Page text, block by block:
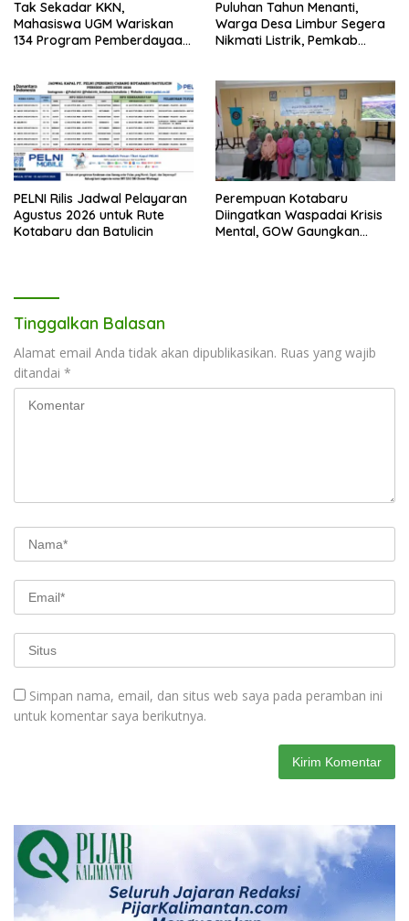
Tak Sekadar KKN,
Mahasiswa UGM Wariskan
134 Program Pemberdayaan
Puluhan Tahun Menanti,
Warga Desa Limbur Segera
Nikmati Listrik, Pemkab
PELNI Rilis Jadwal Pelayaran
Agustus 2026 untuk Rute
Kotabaru dan Batulicin
Perempuan Kotabaru
Diingatkan Waspadai Krisis
Mental, GOW Gaungkan
Tinggalkan Balasan
Alamat email Anda tidak akan dipublikasikan. Ruas yang wajib
ditandai *
Simpan nama, email, dan situs web saya pada peramban ini
untuk komentar saya berikutnya.